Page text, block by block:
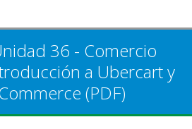
36 - Comercio
a Ubercart y
(PDF)